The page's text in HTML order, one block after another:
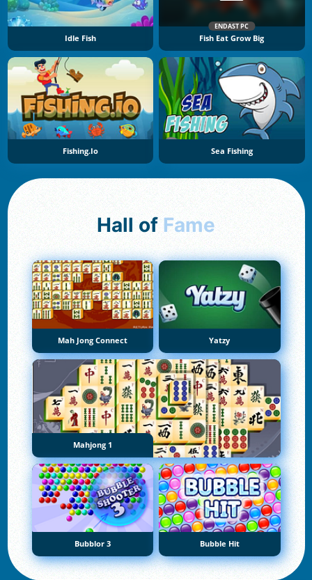
Idle Fish
ENDAST PC
Fish Eat Grow Big
Fishing.io Sea Fishing
Hall of Fame
Mah Jong Connect Yatzy
Mahjong 1
Bubblor 3 Bubble Hit